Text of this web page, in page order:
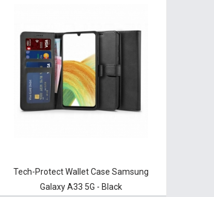
Tech-Protect Wallet Case Samsung
Galaxy A33 5G - Black